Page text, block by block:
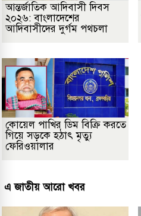
আন্তর্জাতিক আদিবাসী দিবস
২০২৬: বাংলাদেশের
আদিবাসীদের দুর্গম পথচলা
কোয়েল পাখির ডিম বিক্রি করতে
গিয়ে সড়কে হঠাৎ মৃত্যু
ফেরিওয়ালার
এ জাতীয় আরো খবর